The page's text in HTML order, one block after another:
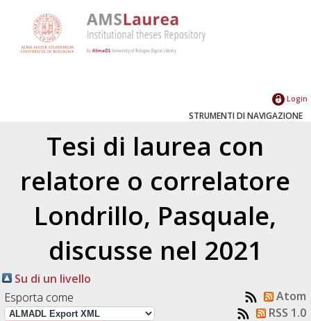
Login
STRUMENTI DI NAVIGAZIONE
Tesi di laurea con
relatore o correlatore
Londrillo, Pasquale,
discusse nel 2021
Su di un livello
Esporta come
Atom
RSS 1.0